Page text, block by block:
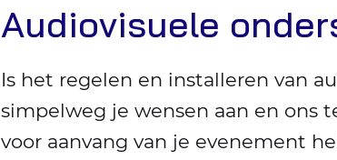
Audiovisuele
Is het regelen en installeren van
simpelweg je wensen aan en ons
voor aanvang van je evenement